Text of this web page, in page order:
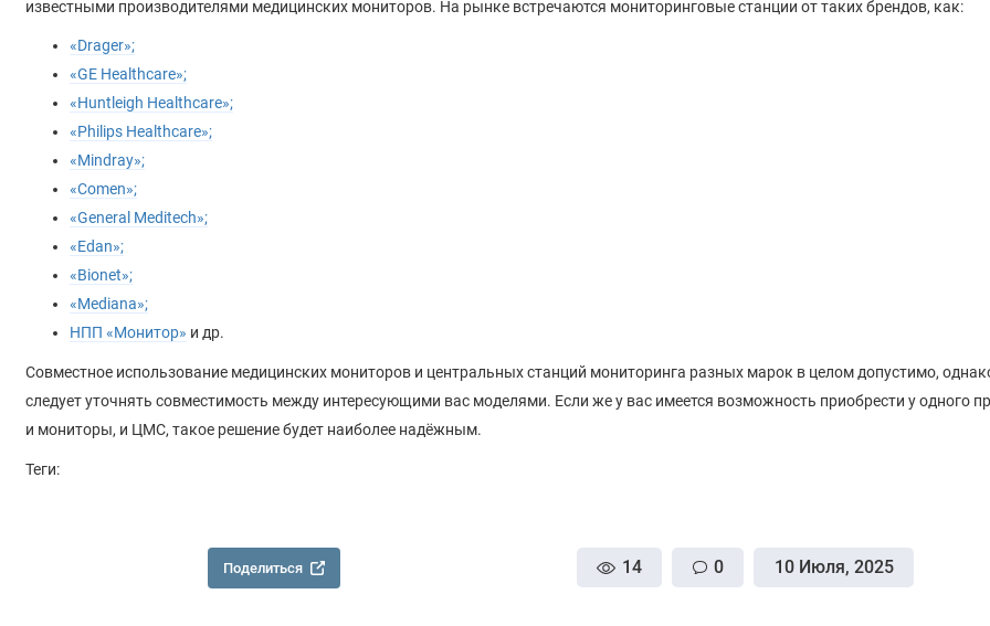
известными производителями медицинских мониторов. На рынке встречаются мониторинговые станции от таких брендов, как:
«Drager»;
«GE Healthcare»;
«Huntleigh Healthcare»;
«Philips Healthcare»;
«Mindray»;
«Comen»;
«General Meditech»;
«Edan»;
«Bionet»;
«Mediana»;
НПП «Монитор» и др.
Совместное использование медицинских мониторов и центральных станций мониторинга разных марок в целом допустимо,
следует уточнять совместимость между интересующими вас моделями. Если же у вас имеется возможность приобрести у одного
и мониторы, и ЦМС, такое решение будет наиболее надёжным.
Теги:
Поделиться 14 0 10 Июля, 2025